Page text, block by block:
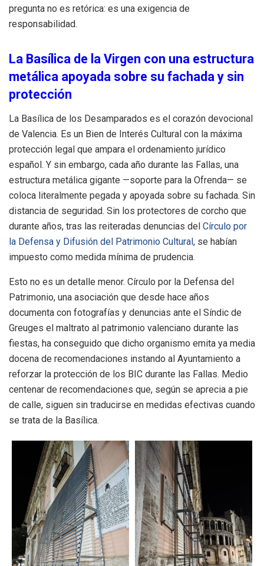
pregunta no es retórica: es una exigencia de
responsabilidad.
La Basílica de la Virgen con una estructura
metálica apoyada sobre su fachada y sin
protección
La Basílica de los Desamparados es el corazón devocional
de Valencia. Es un Bien de Interés Cultural con la máxima
protección legal que ampara el ordenamiento jurídico
español. Y sin embargo, cada año durante las Fallas, una
estructura metálica gigante —soporte para la Ofrenda— se
coloca literalmente pegada y apoyada sobre su fachada. Sin
distancia de seguridad. Sin los protectores de corcho que
durante años, tras las reiteradas denuncias del Círculo por
la Defensa y Difusión del Patrimonio Cultural, se habían
impuesto como medida mínima de prudencia.
Esto no es un detalle menor. Círculo por la Defensa del
Patrimonio, una asociación que desde hace años
documenta con fotografías y denuncias ante el Síndic de
Greuges el maltrato al patrimonio valenciano durante las
fiestas, ha conseguido que dicho organismo emita ya media
docena de recomendaciones instando al Ayuntamiento a
reforzar la protección de los BIC durante las Fallas. Medio
centenar de recomendaciones que, según se aprecia a pie
de calle, siguen sin traducirse en medidas efectivas cuando
se trata de la Basílica.